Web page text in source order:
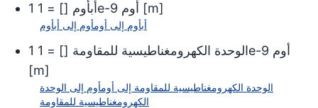
1 أبأوم [
] = 1e-9 أوم [m]
أبأوم إلى أومأوم إلى أبأوم
1 الوحدة الكهرومغناطيسية للمقاومة [
] = 1e-9 أوم
[m]
الوحدة الكهرومغناطيسية للمقاومة إلى أومأوم إلى الوحدة
الكهرومغناطيسية للمقاومة